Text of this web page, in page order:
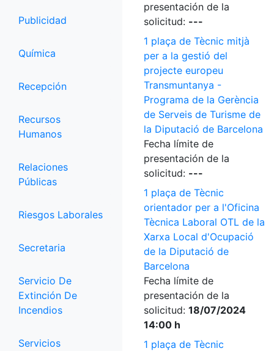
Publicidad
Química
Recepción
Recursos
Humanos
Relaciones
Públicas
Riesgos Laborales
Secretaria
Servicio De
Extinción De
Incendios
Servicios
presentación de la
solicitud: ---
1 plaça de Tècnic mitjà
per a la gestió del
projecte europeu
Transmuntanya -
Programa de la Gerència
de Serveis de Turisme de
la Diputació de Barcelona
Fecha límite de
presentación de la
solicitud: ---
1 plaça de Tècnic
orientador per a l'Oficina
Tècnica Laboral OTL de la
Xarxa Local d'Ocupació
de la Diputació de
Barcelona
Fecha límite de
presentación de la
solicitud: 18/07/2024
14:00 h
1 plaça de Tècnic